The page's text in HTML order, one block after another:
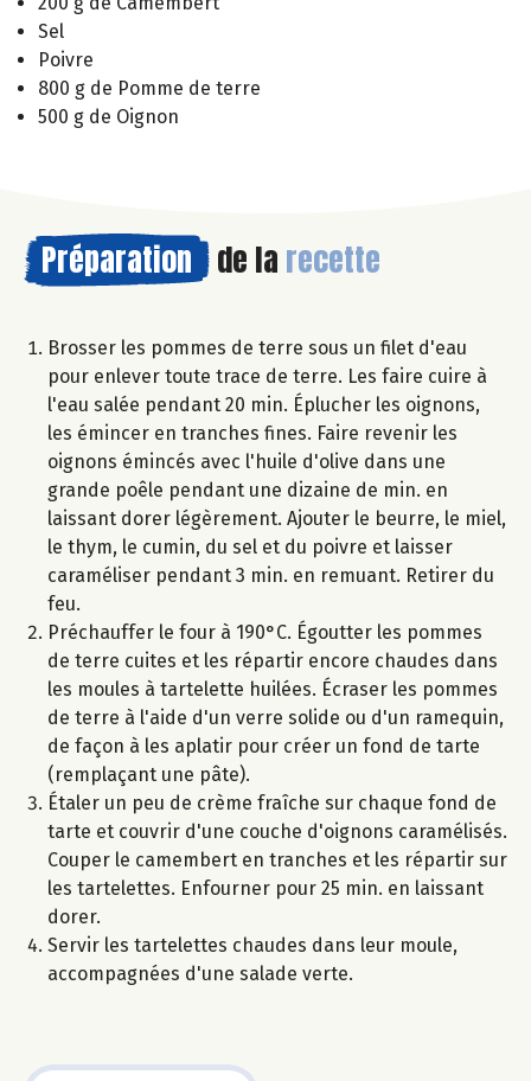
Sel
Poivre
800 g de Pomme de terre
500 g de Oignon
Préparation de la recette
Brosser les pommes de terre sous un filet d'eau
pour enlever toute trace de terre. Les faire cuire à
l'eau salée pendant 20 min. Éplucher les oignons,
les émincer en tranches fines. Faire revenir les
oignons émincés avec l'huile d'olive dans une
grande poêle pendant une dizaine de min. en
laissant dorer légèrement. Ajouter le beurre, le miel,
le thym, le cumin, du sel et du poivre et laisser
caraméliser pendant 3 min. en remuant. Retirer du
feu.
Préchauffer le four à 190°C. Égoutter les pommes
de terre cuites et les répartir encore chaudes dans
les moules à tartelette huilées. Écraser les pommes
de terre à l'aide d'un verre solide ou d'un ramequin,
de façon à les aplatir pour créer un fond de tarte
(remplaçant une pâte).
Étaler un peu de crème fraîche sur chaque fond de
tarte et couvrir d'une couche d'oignons caramélisés.
Couper le camembert en tranches et les répartir sur
les tartelettes. Enfourner pour 25 min. en laissant
dorer.
Servir les tartelettes chaudes dans leur moule,
accompagnées d'une salade verte.